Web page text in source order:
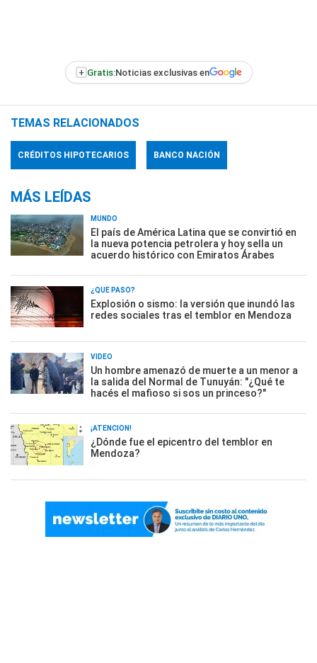
+ Gratis:Noticias exclusivas en
TEMAS RELACIONADOS
CRÉDITOS HIPOTECARIOS BANCO NACIÓN
MÁS LEÍDAS
MUNDO
El país de América Latina que se convirtió en
la nueva potencia petrolera y hoy sella un
acuerdo histórico con Emiratos Árabes
¿QUÉ PASÓ?
Explosión o sismo: la versión que inundó las
redes sociales tras el temblor en Mendoza
VIDEO
Un hombre amenazó de muerte a un menor a
la salida del Normal de Tunuyán: "¿Qué te
hacés el mafioso si sos un princeso?"
¡ATENCIÓN!
¿Dónde fue el epicentro del temblor en
Mendoza?